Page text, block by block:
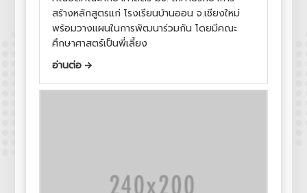
สร้างหลักสูตรแก่ โรงเรียนบ้านออน จ.เชียงใหม่
พร้อมวางแผนในการพัฒนาร่วมกัน โดยมีคณะ
ศึกษาศาสตร์เป็นพี่เลี้ยง
อ่านต่อ